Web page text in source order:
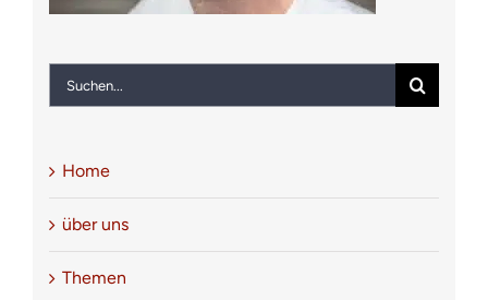
Suche
nach:
Home
über uns
Themen